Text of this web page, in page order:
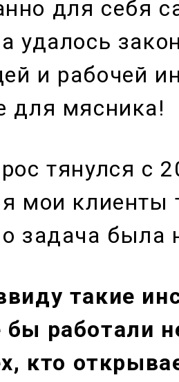
для себя
удалось
и рабочей
для мясника!
тянулся с
мои клиенты
задача была
такие
бы работали
кто